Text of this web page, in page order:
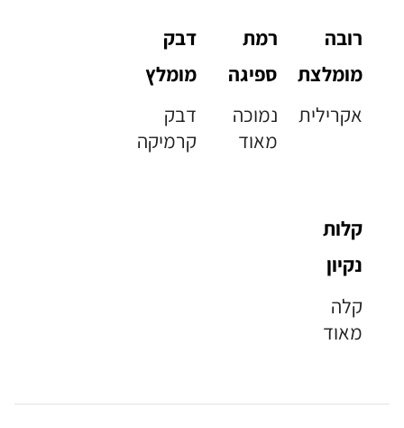
רובה
מומלצת
אקרילית
רמת
ספיגה
נמוכה
מאוד
דבק
מומלץ
דבק
קרמיקה
קלות
נקיון
קלה
מאוד